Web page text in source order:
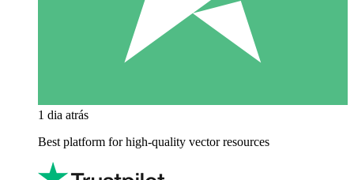
1 dia atrás
Best platform for high-quality vector resources